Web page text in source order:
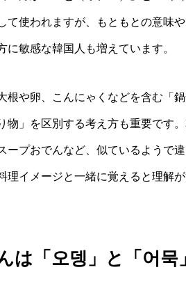
て使われますが、もともとの意味
に敏感な韓国人も増えています。
根や卵、こんにゃくなどを含む「
物」を区別する考え方も重要です
ープおでんなど、似ているようで
理イメージと一緒に覚えると理解が
は「오뎅」と「어묵